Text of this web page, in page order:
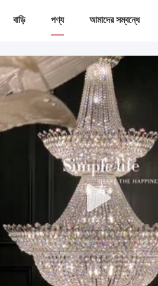
বাড়ি পণ্য আমাদের সম্বন্ধে